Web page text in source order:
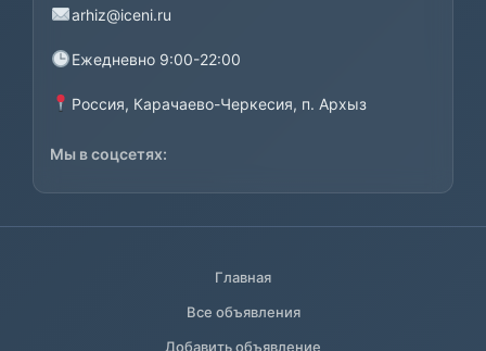
arhiz@iceni.ru
Ежедневно 9:00-22:00
Россия, Карачаево-Черкесия, п. Архыз
Мы в соцсетях:
Главная
Все объявления
Добавить объявление